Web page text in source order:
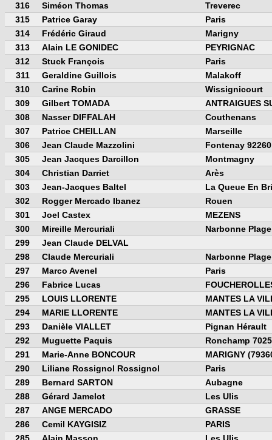
316
Siméon Thomas
Treverec
315
Patrice Garay
Paris
314
Frédéric Giraud
Marigny
313
Alain LE GONIDEC
PEYRIGNAC
312
Stuck François
Paris
311
Geraldine Guillois
Malakoff
310
Carine Robin
Wissignicourt
309
Gilbert TOMADA
ANTRAIGUES
308
Nasser DIFFALAH
Couthenans
307
Patrice CHEILLAN
Marseille
306
Jean Claude Mazzolini
Fontenay 92260
305
Jean Jacques Darcillon
Montmagny
304
Christian Darriet
Arès
303
Jean-Jacques Baltel
La Queue En
302
Rogger Mercado Ibanez
Rouen
301
Joel Castex
MEZENS
300
Mireille Mercuriali
Narbonne Plage
299
Jean Claude DELVAL
298
Claude Mercuriali
Narbonne Plage
297
Marco Avenel
Paris
296
Fabrice Lucas
295
LOUIS LLORENTE
MANTES LA
294
MARIE LLORENTE
MANTES LA
293
Danièle VIALLET
Pignan Hérault
292
Muguette Paquis
Ronchamp
291
Marie-Anne BONCOUR
MARIGNY
290
Liliane Rossignol Rossignol
Paris
289
Bernard SARTON
Aubagne
288
Gérard Jamelot
Les Ulis
287
ANGE MERCADO
GRASSE
286
Cemil KAYGISIZ
PARIS